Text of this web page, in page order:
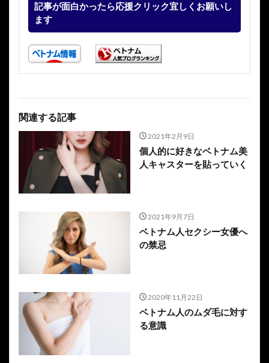
記事が面白かったら応援クリック宜しくお願いし
ます
関連する記事
2021年2月9日
個人的に好きなベトナム美
人キャスターを貼っていく
2021年9月7日
ベトナム人セクシー女優へ
の禁忌
2020年11月22日
ベトナム人のムダ毛に対す
る意識